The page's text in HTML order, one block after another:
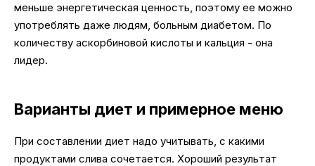
меньше энергетическая ценность, поэтому ее можно
употреблять даже людям, больным диабетом. По
количеству аскорбиновой кислоты и кальция - она
лидер.
Варианты диет и примерное меню
При составлении диет надо учитывать, с какими
продуктами слива сочетается. Хороший результат